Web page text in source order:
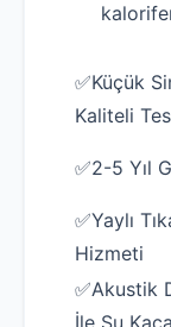
✅Küçük
Kaliteli
✅2-5 Yıl
✅Yaylı
Hizmeti
✅Akustik
İle Su